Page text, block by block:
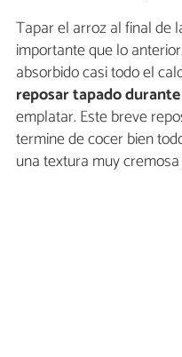
Tapar el arroz al final de
importante que lo
absorbido casi todo el
reposar tapado
emplatar. Este breve
termine de cocer bien
una textura muy